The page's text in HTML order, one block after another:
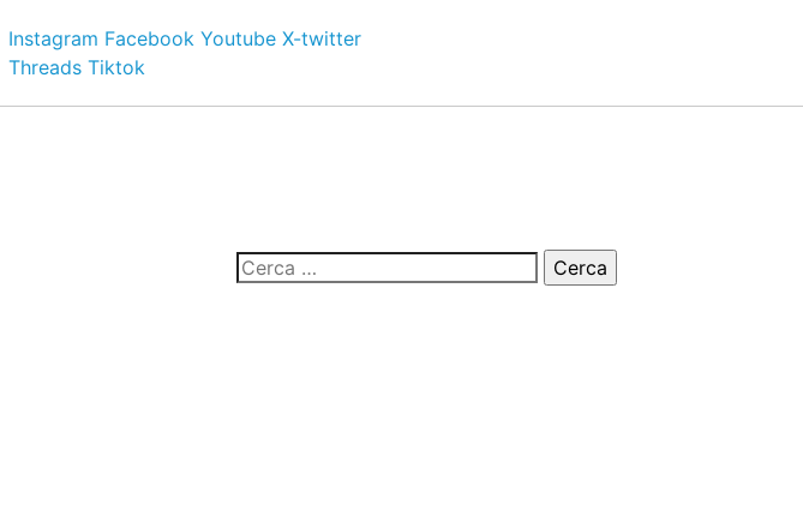
Instagram Facebook Youtube X-twitter
Threads Tiktok